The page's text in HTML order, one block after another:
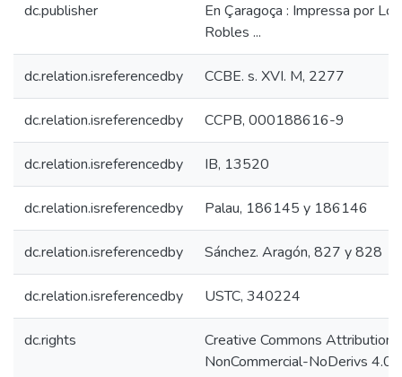
dc.publisher
En Çaragoça : Impressa por
Robles ...
dc.relation.isreferencedby CCBE. s. XVI. M, 2277
dc.relation.isreferencedby CCPB, 000188616-9
dc.relation.isreferencedby IB, 13520
dc.relation.isreferencedby Palau, 186145 y 186146
dc.relation.isreferencedby Sánchez. Aragón, 827 y 828
dc.relation.isreferencedby USTC, 340224
dc.rights
Creative Commons Attribution-
NonCommercial-NoDerivs 4.0